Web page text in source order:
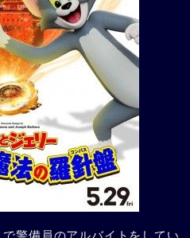
警備員のアルバイトをしてい